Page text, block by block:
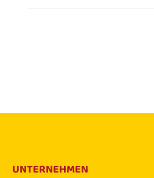
UNTERNEHMEN